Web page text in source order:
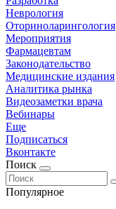
Неврология
Оториноларингология
Мероприятия
Фармацевтам
Законодательство
Медицинские издания
Аналитика рынка
Видеозаметки врача
Вебинары
Еще
Подписаться
Вконтакте
Поиск
Популярное